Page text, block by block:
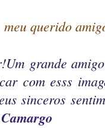
meu querido
grande
com esss
sinceros